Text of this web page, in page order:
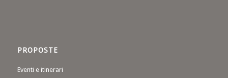
PROPOSTE
Eventi e itinerari